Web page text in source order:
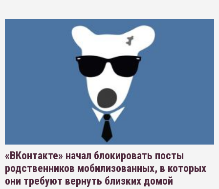
«ВКонтакте» начал блокировать посты
родственников мобилизованных, в которых
они требуют вернуть близких домой